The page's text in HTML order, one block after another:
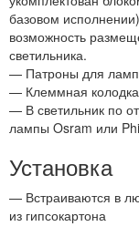
базовом
возможность
светильника.
— Патроны для
— Клеммная
— В светильник по
лампы Osram или
Установка
— Встраиваются в
из гипсокартона